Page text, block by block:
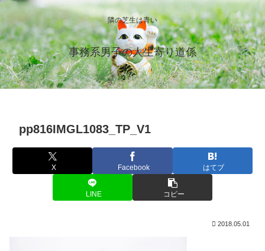
隣の芝生は青い
事務系男子の人生寄り道係
pp816IMGL1083_TP_V1
X Facebook はてブ
LINE コピー
2018.05.01